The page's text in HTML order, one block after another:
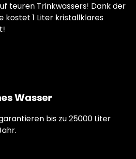
teuren Trinkwassers! Dank der
kostet 1 Liter kristallklares
Wasser
bis zu 25000 Liter